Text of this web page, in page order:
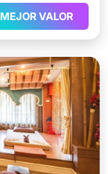
MEJOR VALOR